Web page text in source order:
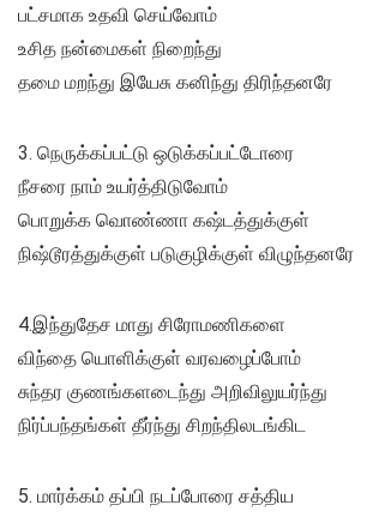
பட்சமாக உதவி செய்வோம்
உசித நன்மைகள் நிறைந்து
தமை மறந்து இயேசு கனிந்து திரிந்தனரே
3. நெருக்கப்பட்டு ஒடுக்கப்பட்டோரை
நீசரை நாம் உயர்த்திடுவோம்
பொறுக்க வொண்ணா கஷ்டத்துக்குள்
நிஷ்டூரத்துக்குள் படுகுழிக்குள் விழுந்தனரே
4.இந்துதேச மாது சிரோமணிகளை
விந்தை யொளிக்குள் வரவழைப்போம்
சுந்தர குணங்களடைந்து அறிவிலுயர்ந்து
நிர்ப்பந்தங்கள் தீர்ந்து சிறந்திலடங்கிட
5. மார்க்கம் தப்பி நடப்போரை சத்திய